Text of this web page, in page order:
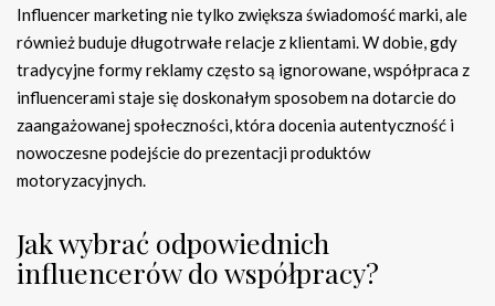
Influencer marketing nie tylko zwiększa świadomość marki, ale
również buduje długotrwałe relacje z klientami. W dobie, gdy
tradycyjne formy reklamy często są ignorowane, współpraca z
influencerami staje się doskonałym sposobem na dotarcie do
zaangażowanej społeczności, która docenia autentyczność i
nowoczesne podejście do prezentacji produktów
motoryzacyjnych.
Jak wybrać odpowiednich
influencerów do współpracy?